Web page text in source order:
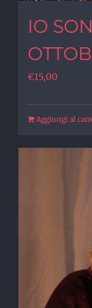
IO
€15,00
Aggiungi al